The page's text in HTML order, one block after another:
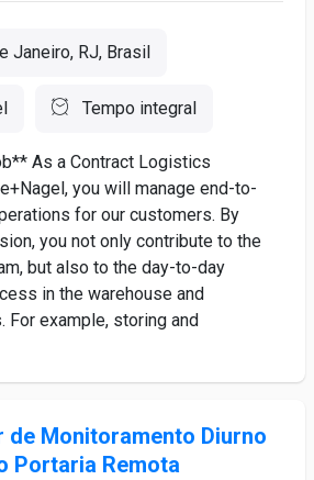
Janeiro, RJ, Brasil
Tempo integral
As a Contract Logistics
you will manage end-to-
for our customers. By
you not only contribute to the
but also to the day-to-day
in the warehouse and
For example, storing and
de Monitoramento Diurno
Portaria Remota